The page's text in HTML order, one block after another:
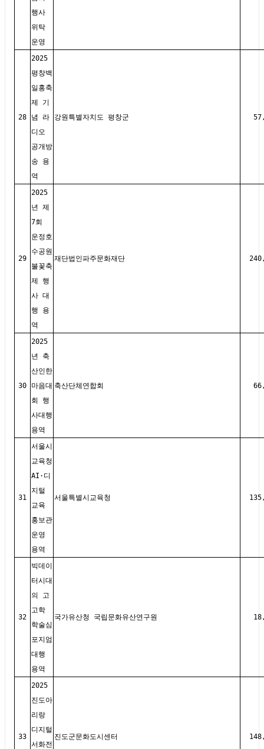
행사
위탁
운영
28
2025
평창백
일홍축
제 기
념 라
디오
공개방
송 용
역
강원특별자치도 평창군
29
2025
년 제
7회
운정호
수공원
불꽃축
제 행
사 대
행 용
역
재단법인파주문화재단
30
2025
년 축
산인한
마음대
회 행
사대행
용역
축산단체연합회
31
서울시
교육청
AI·디
지털
교육
홍보관
운영
용역
서울특별시교육청
32
빅데이
터시대
의 고
고학
학술심
포지엄
대행
용역
국가유산청 국립문화유산연구원
33
2025
진도아
리랑
디지털
서화전
진도군문화도시센터